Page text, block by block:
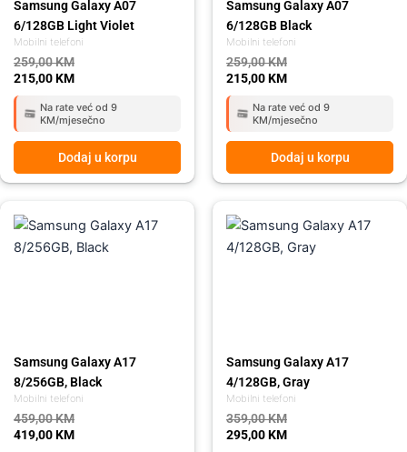
Mobilni telefoni
Samsung Galaxy A07
6/128GB Light Violet
259,00KM
215,00KM
Na rate već od 9
KM/mjesečno
Dodaj u korpu
Mobilni telefoni
Samsung Galaxy A07
6/128GB Black
259,00KM
215,00KM
Na rate već od 9
KM/mjesečno
Dodaj u korpu
Mobilni telefoni
Samsung Galaxy A17
8/256GB, Black
459,00KM
price
was:
459,00 KM.
419,00KM
price
is:
419,00 KM.
Mobilni telefoni
Samsung Galaxy A17
4/128GB, Gray
359,00KM
price
was:
359,00 KM.
295,00KM
price
is:
295,00 KM.